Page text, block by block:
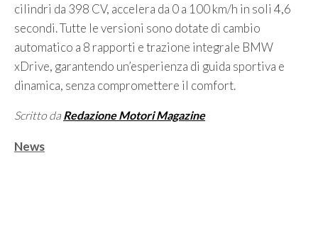
cilindri da 398 CV, accelera da 0 a 100 km/h in soli 4,6
secondi. Tutte le versioni sono dotate di cambio
automatico a 8 rapporti e trazione integrale BMW
xDrive, garantendo un’esperienza di guida sportiva e
dinamica, senza compromettere il comfort.
Scritto da Redazione Motori Magazine
Categorie
News